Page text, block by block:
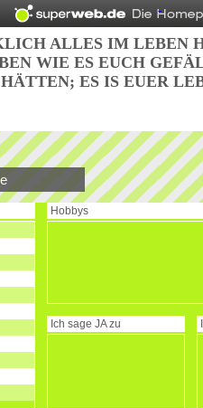
ALLES IM LEBEN
WIE ES EUCH
ES IS EUER
Hobbys
Ich sage JAzu